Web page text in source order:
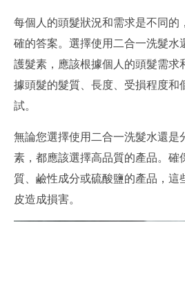
每個人的頭髮狀況和需求是不同的
確的答案。選擇使用二合一洗髮水
護髮素，應該根據個人的頭髮需求
據頭髮的髮質、長度、受損程度和
試。
無論您選擇使用二合一洗髮水還是
素，都應該選擇高品質的產品。確
質、鹼性成分或硫酸鹽的產品，這
皮造成損害。